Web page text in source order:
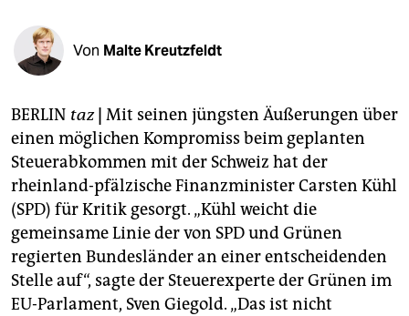
unterstützen
genossenschaft
epaper login
Von Malte Kreutzfeldt
BERLIN taz Mit seinen jüngsten Äußerungen über
einen möglichen Kompromiss beim geplanten
Steuerabkommen mit der Schweiz hat der
rheinland-pfälzische Finanzminister Carsten Kühl
(SPD) für Kritik gesorgt. „Kühl weicht die
gemeinsame Linie der von SPD und Grünen
regierten Bundesländer an einer entscheidenden
Stelle auf“, sagte der Steuerexperte der Grünen im
EU-Parlament, Sven Giegold. „Das ist nicht